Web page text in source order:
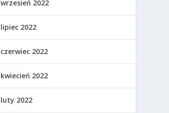
wrzesień 2022
lipiec 2022
czerwiec 2022
kwiecień 2022
luty 2022